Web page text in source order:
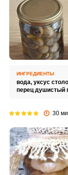
ИНГРЕДИЕНТЫ
вода, уксус
перец душистый
30